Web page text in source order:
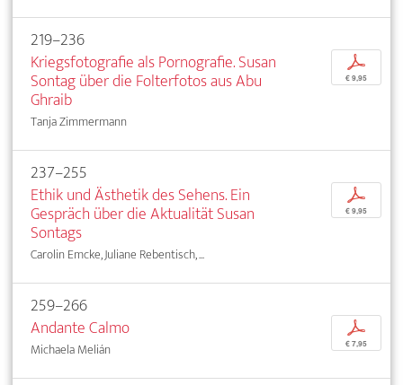
219–236
Kriegsfotografie als Pornografie. Susan
Sontag über die Folterfotos aus Abu
Ghraib
Tanja Zimmermann
p
€ 9,95
237–255
Ethik und Ästhetik des Sehens. Ein
Gespräch über die Aktualität Susan
Sontags
Carolin Emcke, Juliane Rebentisch, ...
p
€ 9,95
259–266
Andante Calmo
Michaela Melián
p
€ 7,95